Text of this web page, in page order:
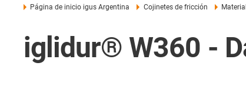
Página de inicio igus Argentina Cojinetes de fricción
iglidur® W360 -